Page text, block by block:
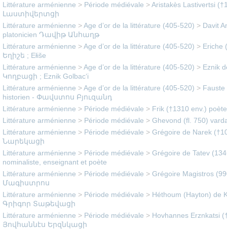
Littérature arménienne > Période médiévale >Aristakès Lastivertsi
Լաստիվերտցի
Littérature arménienne >Age d’or de la littérature (405-520) > Davit
platonicien Դավիթ Անհաղթ
Littérature arménienne >Age d’or de la littérature (405-520) > Eriche
Եղիշե ; Ełiše
Littérature arménienne >Age d’or de la littérature (405-520) > Eznik
Կողբացի ; Eznik Golbac‘i
Littérature arménienne >Age d’or de la littérature (405-520) > Fauste
historien - Փավստոս Բյուզանդ
Littérature arménienne > Période médiévale > Frik (†1310 env.)
Littérature arménienne > Période médiévale > Ghevond (fl. 750)
Littérature arménienne > Période médiévale > Grégoire de Narek
Նարեկացի
Littérature arménienne > Période médiévale > Grégoire de Tatev
nominaliste, enseignant et poète
Littérature arménienne > Période médiévale > Grégoire Magistros
Մագիստրոս
Littérature arménienne > Période médiévale > Héthoum (Hayton) de
Գրիգոր Տաթեվացի
Littérature arménienne > Période médiévale > Hovhannes Erznkatsi
Յովհաննէս Երզնկացի